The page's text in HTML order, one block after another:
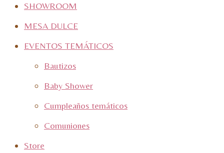
SHOWROOM
MESA DULCE
EVENTOS TEMÁTICOS
Bautizos
Baby Shower
Cumpleaños temáticos
Comuniones
Store